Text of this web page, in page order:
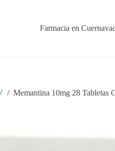
Farmacia en
/ Memantina 10mg 28 Tabletas